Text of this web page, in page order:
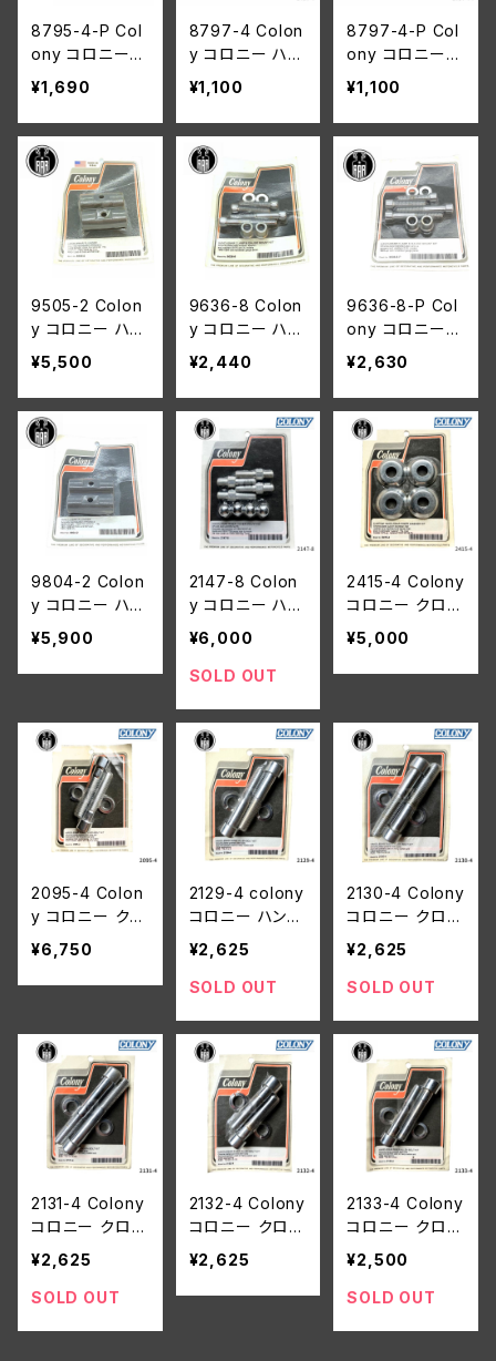
8795-4-P Col
ony コロニー
ハンドルバー ク
ランプ ポリッシ
ュ アレン スクリ
ューキット ハー
レーダビッドソン
FX XL FL 1974
-1981年
¥1,690
8797-4 Colon
y コロニー ハン
ドルバー レバー
マウント アレン
スクリュー キッ
ト クロームメッ
キ ハーレーダビ
ッドソン 1972年
まで FX FL XL
¥1,100
8797-4-P Col
ony コロニー
ハンドルバー レ
バー マウント ポ
リッシュド アレン
ハーレーダビッ
ドソン Harley-D
avidson 1972
年までの FX FL
¥1,100
9505-2 Colon
y コロニー ハン
ドルバー プラン
ジャー ハーレー
ダビッドソン 193
7-48年 ビッグ
ツイン 1940-48
年 45モデル ソ
ロ サービカー
¥5,500
9636-8 Colon
y コロニー ハン
ドルバー クラン
プ ゲージ マウ
ントキット クロ
ームメッキ ハー
レーダビッドソン
1983-1994年 F
X XL
¥2,440
9636-8-P Col
ony コロニー
ハンドルバー ク
ランプ ゲージ
マウントキット
クロームメッキ
ハーレーダビッ
ドソン 1983-19
94年 FX XL
¥2,630
9804-2 Colon
y コロニー ハン
ドルバー プラン
ジャー ハーレー
ダビッドソン 193
ル ソロ サービ
カー 1931-36年
¥5,900
2147-8 Colon
y コロニー ハン
ドルバー ライザ
ー カバー マウ
ント スタッド エ
ーレーダビッドソ
ン 1949-59年
ビッグツイン
¥6,000
SOLD OUT
2415-4 Colony
コロニー クロー
ムメッキ カスタ
ム ハンドルバー
ライザー ワッシ
レーダビッドソン
1973年以降
¥5,000
2095-4 Colon
y コロニー クロ
ームメッキ ハン
ドルバー ライザ
ー アレンボルト
ダビッドソン FX
ST FLST 1/2-1
3 x 2-3/4
¥6,750
2129-4 colony
コロニー ハンド
ルバー ライザー
アレン ボルト キ
ット 1/2-13 x 3
ドソン
¥2,625
SOLD OUT
2130-4 Colony
コロニー クロー
ムメッキ ハンド
ルバー ライザー
アレン ボルト キ
ビッドソン 1/2-1
3 x 3-1/2
¥2,625
SOLD OUT
2131-4 Colony
コロニー クロー
ムメッキ ハンド
ルバー ライザー
アレン ボルト キ
¥2,625
SOLD OUT
2132-4 Colony
コロニー クロー
ムメッキ ハンド
ルバー ライザー
アレン ボルト キ
¥2,625
2133-4 Colony
コロニー クロー
ムメッキ ハンド
ルバー ライザー
アレン ボルト キ
¥2,500
SOLD OUT